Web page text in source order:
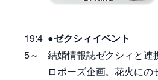
19:4
5～
●ゼクシィイベント
結婚情報誌ゼクシィと連
ロポーズ企画。花火にの